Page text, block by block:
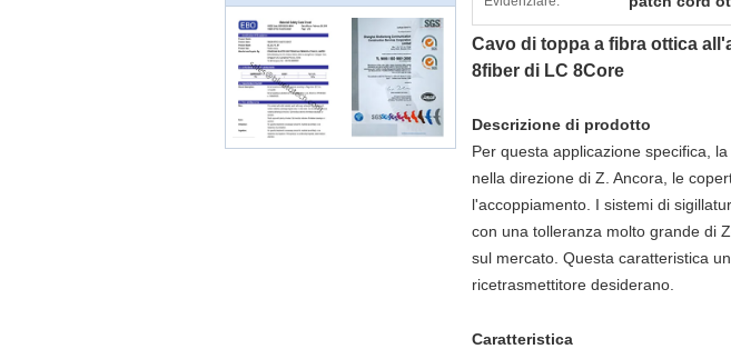
Cavo di toppa a fibra ottica
8fiber di LC 8Core
Descrizione di prodotto
Per questa applicazione specifica,
nella direzione di Z. Ancora, le
l'accoppiamento. I sistemi di
con una tolleranza molto grande di
sul mercato. Questa caratteristica
ricetrasmettitore desiderano.
Caratteristica